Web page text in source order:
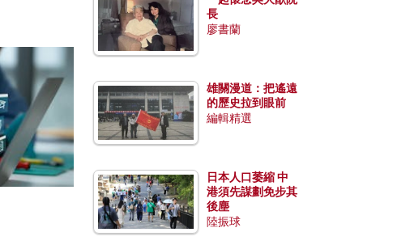
長
廖書蘭
雄關漫道：把遙遠
的歷史拉到眼前
編輯精選
日本人口萎縮 中
港須先謀劃免步其
後塵
陸振球